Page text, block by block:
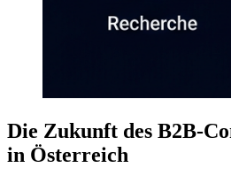
Die Zukunft des B2B-
in Österreich